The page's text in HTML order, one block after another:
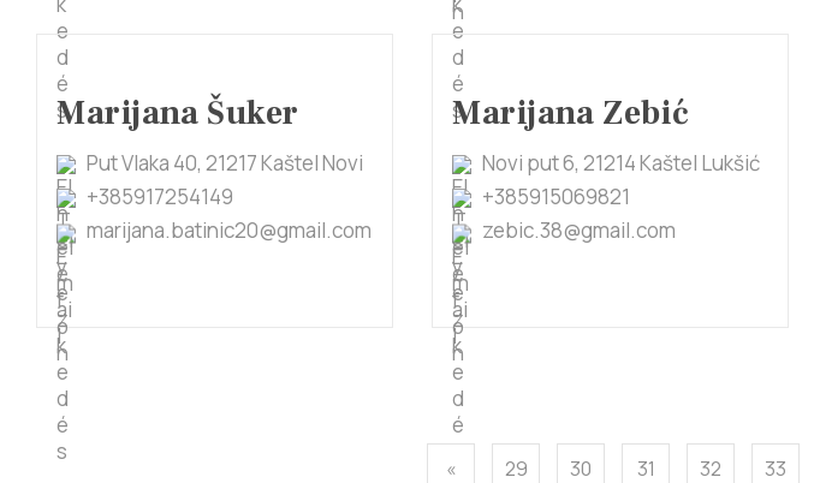
Marijana Šuker
Put Vlaka 40, 21217 Kaštel Novi
+385917254149
marijana.batinic20@gmail.com
Marijana Zebić
Novi put 6, 21214 Kaštel Lukšić
+385915069821
zebic.38@gmail.com
« 29 30 31 32 33